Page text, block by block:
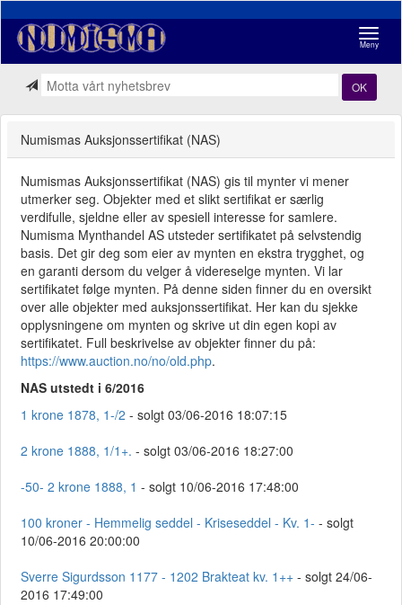
Meny
OK
Numismas Auksjonssertifikat (NAS)
Numismas Auksjonssertifikat (NAS) gis til mynter vi mener
utmerker seg. Objekter med et slikt sertifikat er særlig
verdifulle, sjeldne eller av spesiell interesse for samlere.
Numisma Mynthandel AS utsteder sertifikatet på selvstendig
basis. Det gir deg som eier av mynten en ekstra trygghet, og
en garanti dersom du velger å videreselge mynten. Vi lar
sertifikatet følge mynten. På denne siden finner du en oversikt
over alle objekter med auksjonssertifikat. Her kan du sjekke
opplysningene om mynten og skrive ut din egen kopi av
sertifikatet. Full beskrivelse av objekter finner du på:
https://www.auction.no/no/old.php.
NAS utstedt i 6/2016
1 krone 1878, 1-/2 - solgt 03/06-2016 18:07:15
2 krone 1888, 1/1+. - solgt 03/06-2016 18:27:00
-50- 2 krone 1888, 1 - solgt 10/06-2016 17:48:00
100 kroner - Hemmelig seddel - Kriseseddel - Kv. 1- - solgt
10/06-2016 20:00:00
Sverre Sigurdsson 1177 - 1202 Brakteat kv. 1++ - solgt 24/06-
2016 17:49:00